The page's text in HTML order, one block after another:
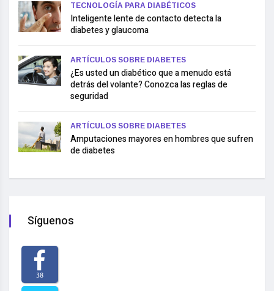
TECNOLOGÍA PARA DIABÉTICOS
Inteligente lente de contacto detecta la
diabetes y glaucoma
ARTÍCULOS SOBRE DIABETES
¿Es usted un diabético que a menudo está
detrás del volante? Conozca las reglas de
seguridad
ARTÍCULOS SOBRE DIABETES
Amputaciones mayores en hombres que sufren
de diabetes
Síguenos
38